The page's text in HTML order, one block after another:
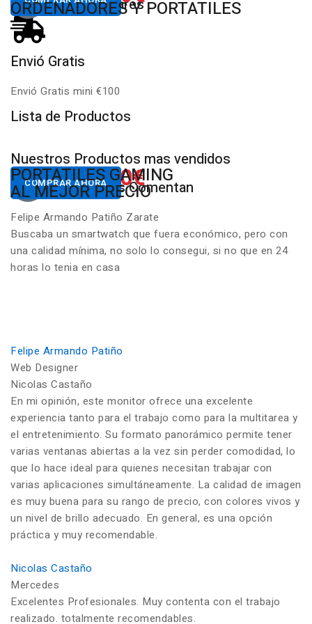
MULTIMARCA
ORDENADORES Y PORTATILES
Productos Populares
Envió Gratis
Envió Gratis mini €100
Lista de Productos
Nuestros Productos mas vendidos
Desde650.00€
COMPRAR AHORA
NUESTROS PC
GAMING RGB
Desde822.00€
COMPRAR AHORA
PORTATILES GAMING
AL MEJOR PRECIO
Nuestros Clientes Comentan
Felipe Armando Patiño Zarate
Buscaba un smartwatch que fuera económico, pero con
una calidad mínima, no solo lo consegui, si no que en 24
horas lo tenia en casa
Felipe Armando Patiño
Web Designer
Nicolas Castaño
En mi opinión, este monitor ofrece una excelente
experiencia tanto para el trabajo como para la multitarea y
el entretenimiento. Su formato panorámico permite tener
varias ventanas abiertas a la vez sin perder comodidad, lo
que lo hace ideal para quienes necesitan trabajar con
varias aplicaciones simultáneamente. La calidad de imagen
es muy buena para su rango de precio, con colores vivos y
un nivel de brillo adecuado. En general, es una opción
práctica y muy recomendable.
Nicolas Castaño
Mercedes
Excelentes Profesionales. Muy contenta con el trabajo
realizado. totalmente recomendables.